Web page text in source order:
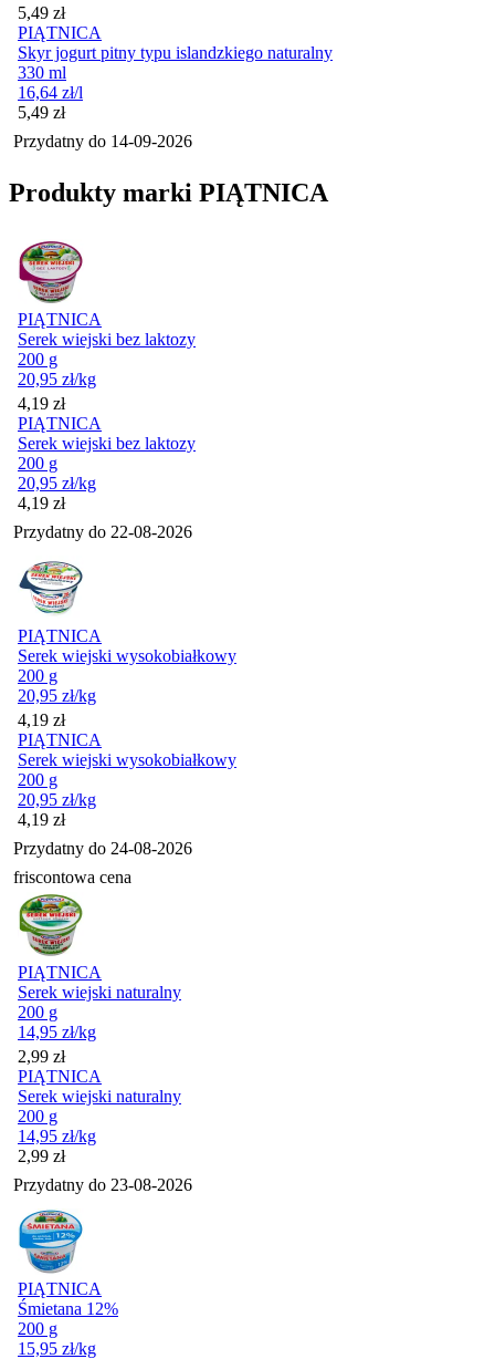
Cena
5,49 zł
PIĄTNICA
Skyr jogurt pitny typu islandzkiego naturalny
330 ml
16,64 zł/l
Cena
5,49 zł
Przydatny do 14-09-2026
Produkty marki PIĄTNICA
PIĄTNICA
Serek wiejski bez laktozy
200 g
20,95 zł/kg
Cena
4,19 zł
PIĄTNICA
Serek wiejski bez laktozy
200 g
20,95 zł/kg
Cena
4,19 zł
Przydatny do 22-08-2026
PIĄTNICA
Serek wiejski wysokobiałkowy
200 g
20,95 zł/kg
Cena
4,19 zł
PIĄTNICA
Serek wiejski wysokobiałkowy
200 g
20,95 zł/kg
Cena
4,19 zł
Przydatny do 24-08-2026
friscontowa cena
PIĄTNICA
Serek wiejski naturalny
200 g
14,95 zł/kg
Cena
2,99 zł
PIĄTNICA
Serek wiejski naturalny
200 g
14,95 zł/kg
Cena
2,99 zł
Przydatny do 23-08-2026
PIĄTNICA
Śmietana 12%
200 g
15,95 zł/kg